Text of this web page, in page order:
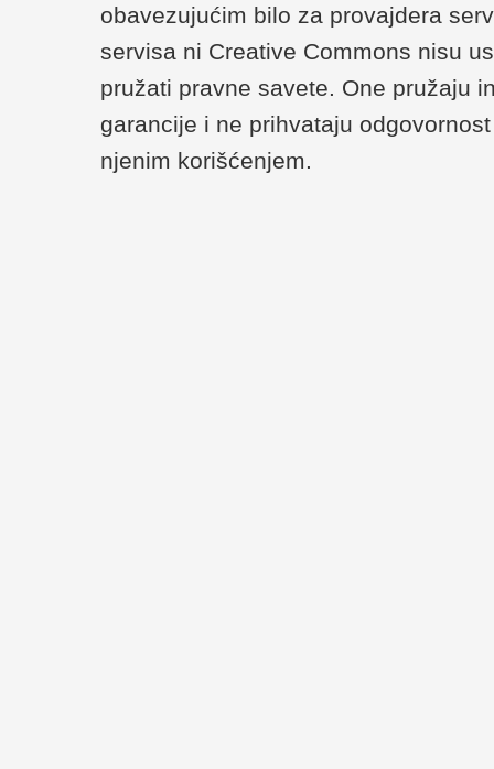
obavezujućim bilo za provajdera
servisa ni Creative Commons nisu
pružati pravne savete. One pružaju
garancije i ne prihvataju
njenim korišćenjem.